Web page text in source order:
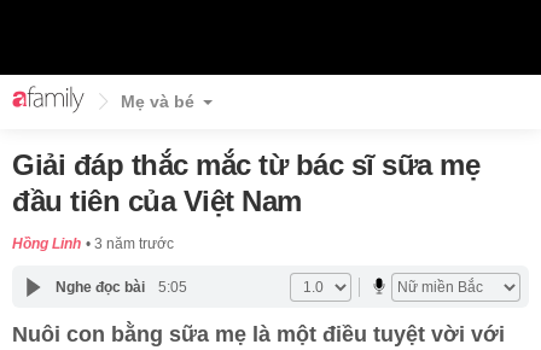
Mẹ và bé
Giải đáp thắc mắc từ bác sĩ sữa mẹ
đầu tiên của Việt Nam
Hồng Linh 3 năm trước
Nghe đọc bài 5:05
Nuôi con bằng sữa mẹ là một điều tuyệt vời với